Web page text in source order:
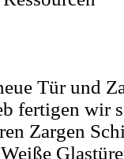
Tür und
fertigen wir
Zargen